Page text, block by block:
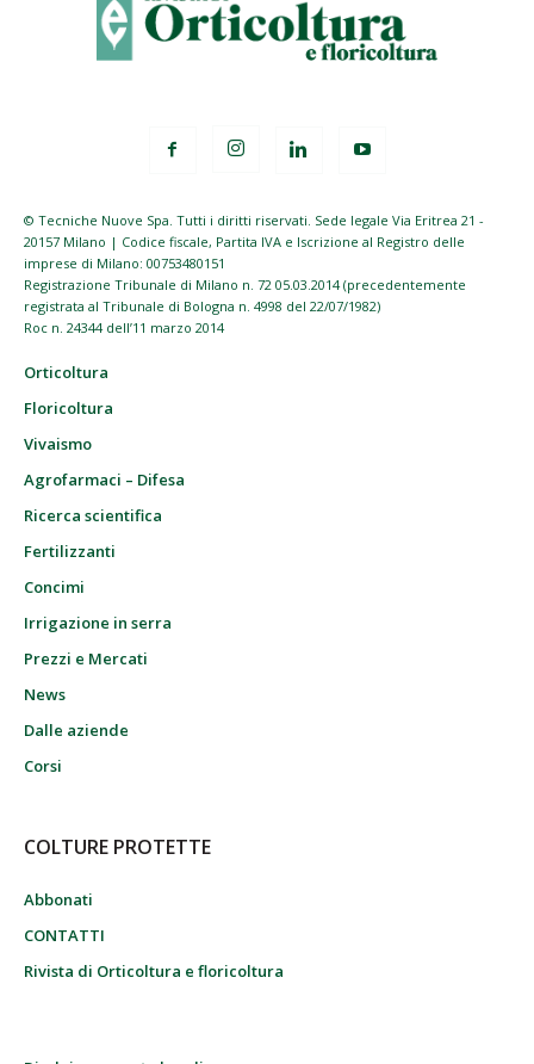
© Tecniche Nuove Spa. Tutti i diritti riservati. Sede legale Via Eritrea 21 -
20157 Milano | Codice fiscale, Partita IVA e Iscrizione al Registro delle
imprese di Milano: 00753480151
Registrazione Tribunale di Milano n. 72 05.03.2014 (precedentemente
registrata al Tribunale di Bologna n. 4998 del 22/07/1982)
Roc n. 24344 dell’11 marzo 2014
Orticoltura
Floricoltura
Vivaismo
Agrofarmaci – Difesa
Ricerca scientifica
Fertilizzanti
Concimi
Irrigazione in serra
Prezzi e Mercati
News
Dalle aziende
Corsi
COLTURE PROTETTE
Abbonati
CONTATTI
Rivista di Orticoltura e floricoltura